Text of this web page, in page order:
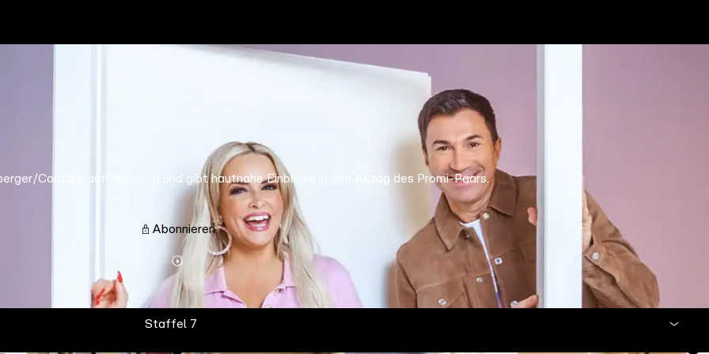
Cordalis auf Mallorca und gibt hautnahe Einblicke in den Alltag des Promi-Paars.
Abonnieren
Mehr
Details
Staffel 7